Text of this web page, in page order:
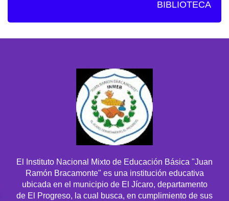
BIBLIOTECA
El Instituto Nacional Mixto de Educación Básica "Juan
Ramón Bracamonte" es una institución educativa
ubicada en el municipio de El Jícaro, departamento
de El Progreso, la cual busca, en cumplimiento de sus